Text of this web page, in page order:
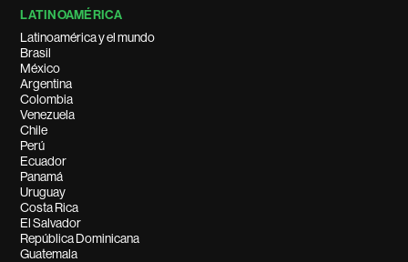
LATINOAMÉRICA
Latinoamérica y el mundo
Brasil
México
Argentina
Colombia
Venezuela
Chile
Perú
Ecuador
Panamá
Uruguay
Costa Rica
El Salvador
República Dominicana
Guatemala